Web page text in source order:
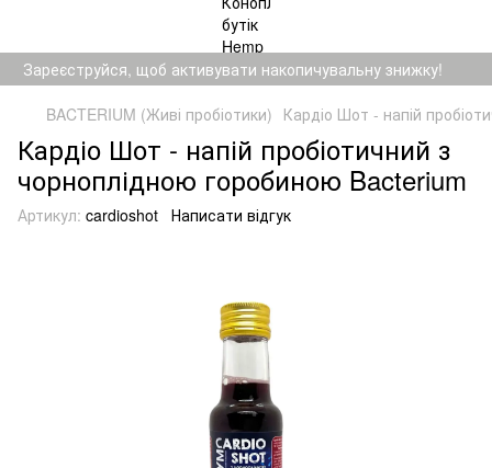
Зареєструйся, щоб активувати накопичувальну знижку!
BACTERIUM (Живі пробіотики) Кардіо Шот - напій
Кардіо Шот - напій пробіотичний з
чорноплідною горобиною Bacterium
Артикул: cardioshot Написати відгук